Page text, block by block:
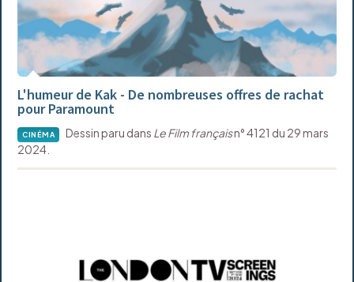
L'humeur de Kak - De nombreuses offres de rachat
pour Paramount
CINÉMA Dessin paru dans Le Film françaisn° 4121 du 29 mars
2024.